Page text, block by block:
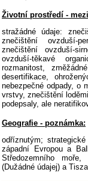
Životní prostředí -
stražádné údaje:
znečištění ovzduší-
znečištění ovzduší-
ovzduší-těkavé
rozmanitost,
desertifikace,
nebezpečné odpady, o
vrstvy, znečištění
podepsaly, ale
Geografie - poznámka:
odříznutým;
západní Evropou a
Středozemního
(Dužádné údajej) a